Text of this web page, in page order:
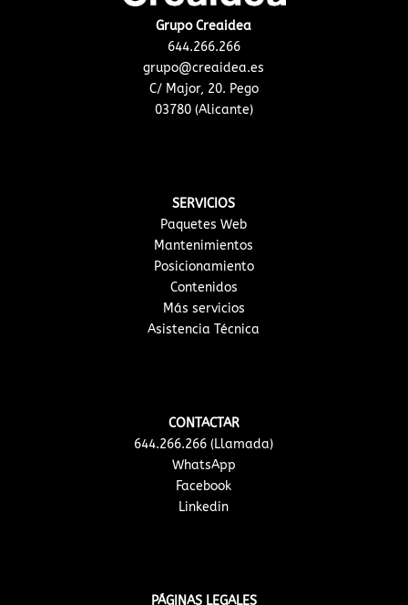
Grupo Creaidea
644.266.266
grupo@creaidea.es
C/ Major, 20. Pego
03780 (Alicante)
SERVICIOS
Paquetes Web
Mantenimientos
Posicionamiento
Contenidos
Más servicios
Asistencia Técnica
CONTACTAR
644.266.266 (Llamada)
WhatsApp
Facebook
Linkedin
PÁGINAS LEGALES